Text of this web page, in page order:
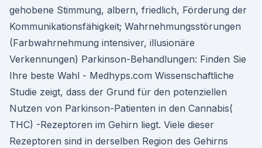
gehobene Stimmung, albern, friedlich, Förderung der
Kommunikationsfähigkeit; Wahrnehmungsstörungen
(Farbwahrnehmung intensiver, illusionäre
Verkennungen) Parkinson-Behandlungen: Finden Sie
Ihre beste Wahl - Medhyps.com Wissenschaftliche
Studie zeigt, dass der Grund für den potenziellen
Nutzen von Parkinson-Patienten in den Cannabis(
THC) -Rezeptoren im Gehirn liegt. Viele dieser
Rezeptoren sind in derselben Region des Gehirns